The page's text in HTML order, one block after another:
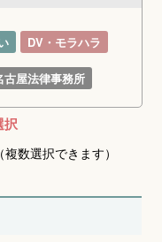
DV・モラハラ
古屋法律事務所
択
数選択できます）